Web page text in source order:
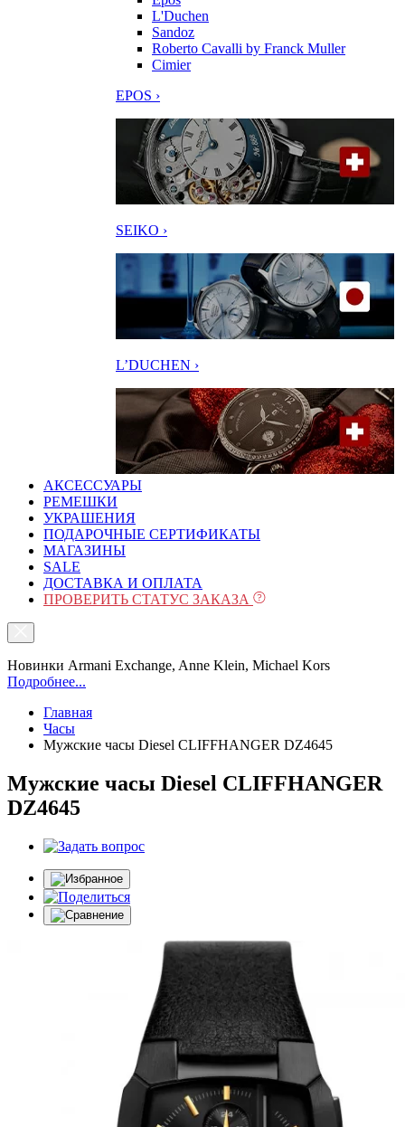
L'Duchen
Sandoz
Roberto Cavalli by Franck Muller
Cimier
EPOS ›
SEIKO ›
L’DUCHEN ›
АКСЕССУАРЫ
РЕМЕШКИ
УКРАШЕНИЯ
ПОДАРОЧНЫЕ СЕРТИФИКАТЫ
МАГАЗИНЫ
SALE
ДОСТАВКА И ОПЛАТА
ПРОВЕРИТЬ СТАТУС ЗАКАЗА
Новинки Armani Exchange, Anne Klein, Michael Kors
Подробнее...
Главная
Часы
Мужские часы Diesel CLIFFHANGER DZ4645
Мужские часы Diesel CLIFFHANGER
DZ4645